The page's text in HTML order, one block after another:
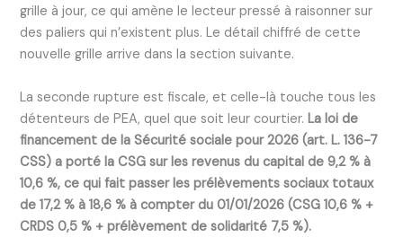
grille à jour, ce qui amène le lecteur pressé à raisonner sur
des paliers qui n’existent plus. Le détail chiffré de cette
nouvelle grille arrive dans la section suivante.
La seconde rupture est fiscale, et celle-là touche tous les
détenteurs de PEA, quel que soit leur courtier.La loi de
financement de la Sécurité sociale pour 2026 (art. L. 136-7
CSS) a porté la CSG sur les revenus du capital de 9,2 % à
10,6 %, ce qui fait passer les prélèvements sociaux totaux
de 17,2 % à 18,6 % à compter du 01/01/2026 (CSG 10,6 % +
CRDS 0,5 % + prélèvement de solidarité 7,5 %).